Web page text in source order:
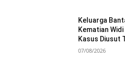
Keluarga
Kematian
Kasus Diusut
07/08/2026